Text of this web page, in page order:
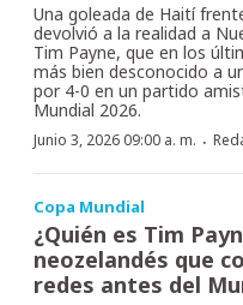
Una goleada de Haití
devolvió a la realidad a
Tim Payne, que en los
más bien desconocido a
por 4-0 en un partido
Mundial 2026.
Junio 3, 2026 09:00 a. m. ·
Copa Mundial
¿Quién es Tim
neozelandés que
redes antes del